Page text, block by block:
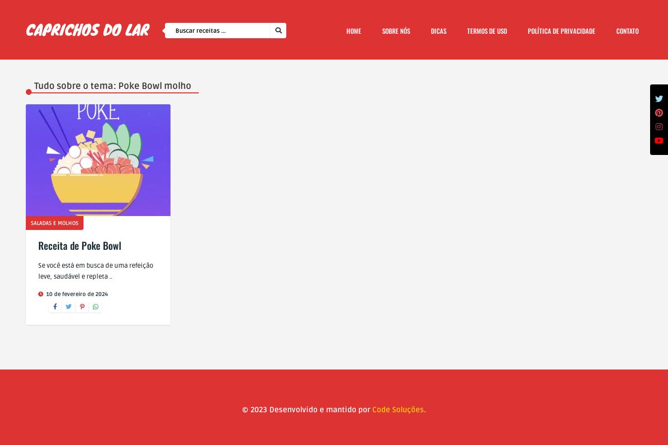
HOME SOBRE NÓS DICAS TERMOS DE USO POLÍTICA DE PRIVACIDADE CONTATO
Tudo sobre o tema: Poke Bowl molho
SALADAS E MOLHOS
Receita de Poke Bowl
Se você está em busca de uma refeição
leve, saudável e repleta ..
10 de fevereiro de 2024
© 2023 Desenvolvido e mantido por Code Soluções.